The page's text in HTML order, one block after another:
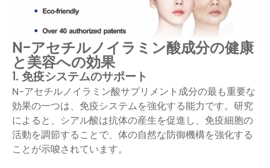
N-アセチルノイラミン酸成分の健康
と美容への効果
1. 免疫システムのサポート
N-アセチルノイラミン酸サプリメント成分の最も重要な
効果の一つは、免疫システムを強化する能力です。研究
によると、シアル酸は抗体の産生を促進し、免疫細胞の
活動を調節することで、体の自然な防御機構を強化する
ことが示唆されています。